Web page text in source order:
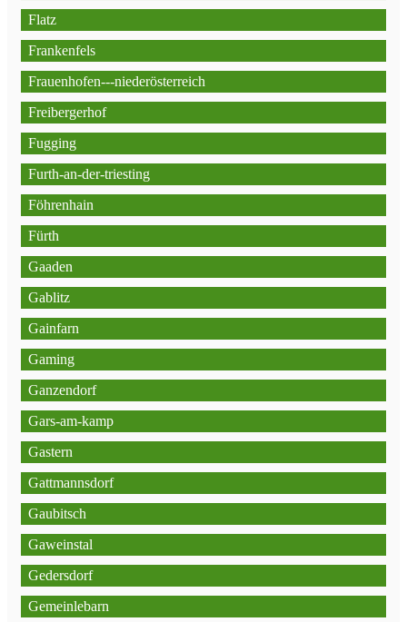
Flatz
Frankenfels
Frauenhofen---niederösterreich
Freibergerhof
Fugging
Furth-an-der-triesting
Föhrenhain
Fürth
Gaaden
Gablitz
Gainfarn
Gaming
Ganzendorf
Gars-am-kamp
Gastern
Gattmannsdorf
Gaubitsch
Gaweinstal
Gedersdorf
Gemeinlebarn